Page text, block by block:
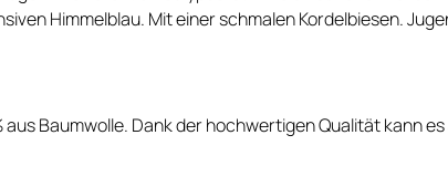
Himmelblau. Mit einer schmalen Kordelbiesen.
Baumwolle. Dank der hochwertigen Qualität kann